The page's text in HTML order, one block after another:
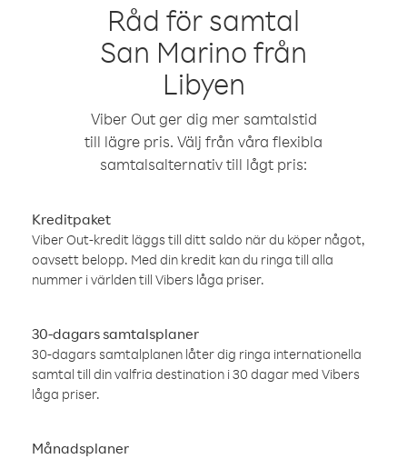
Råd för samtal
San Marino från
Libyen
Viber Out ger dig mer samtalstid
till lägre pris. Välj från våra flexibla
samtalsalternativ till lågt pris:
Kreditpaket
Viber Out-kredit läggs till ditt saldo när du köper något,
oavsett belopp. Med din kredit kan du ringa till alla
nummer i världen till Vibers låga priser.
30-dagars samtalsplaner
30-dagars samtalplanen låter dig ringa internationella
samtal till din valfria destination i 30 dagar med Vibers
låga priser.
Månadsplaner